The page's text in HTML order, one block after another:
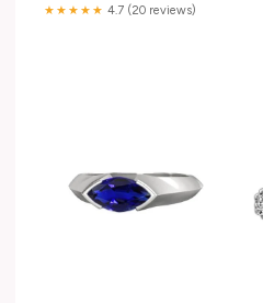
★★★★★ 4.7 (20 reviews)